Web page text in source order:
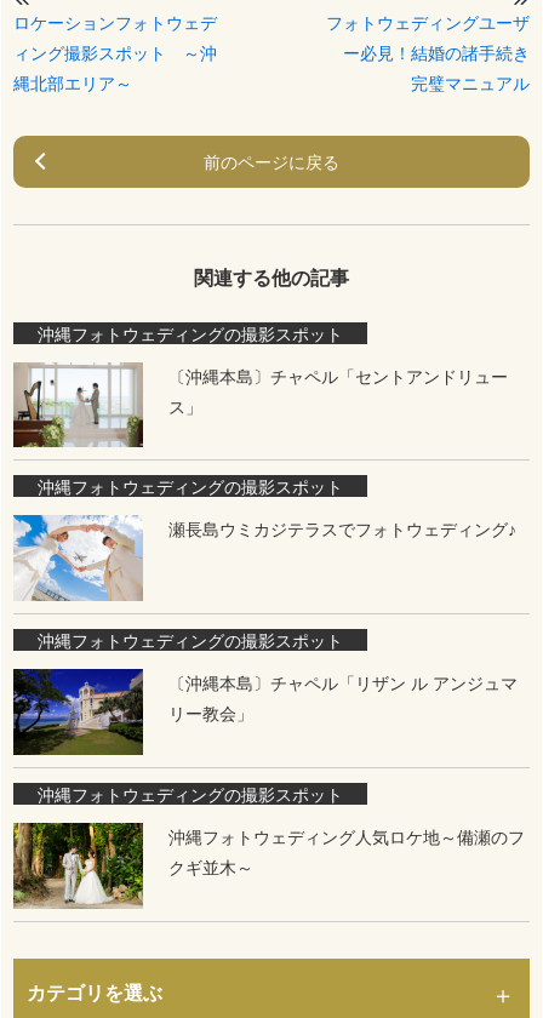
ロケーションフォトウェデ
ィング撮影スポット ～沖
縄北部エリア～
フォトウェディングユーザ
ー必見！結婚の諸手続き
完璧マニュアル
前のページに戻る
関連する他の記事
沖縄フォトウェディングの撮影スポット
〔沖縄本島〕チャペル「セントアンドリュー
ス」
沖縄フォトウェディングの撮影スポット
瀬長島ウミカジテラスでフォトウェディング♪
沖縄フォトウェディングの撮影スポット
〔沖縄本島〕チャペル「リザン ル アンジュマ
リー教会」
沖縄フォトウェディングの撮影スポット
沖縄フォトウェディング人気ロケ地～備瀬のフ
クギ並木～
カテゴリを選ぶ